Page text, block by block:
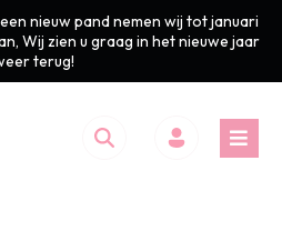
nieuw pand nemen wij tot januari
Wij zien u graag in het nieuwe jaar
terug!